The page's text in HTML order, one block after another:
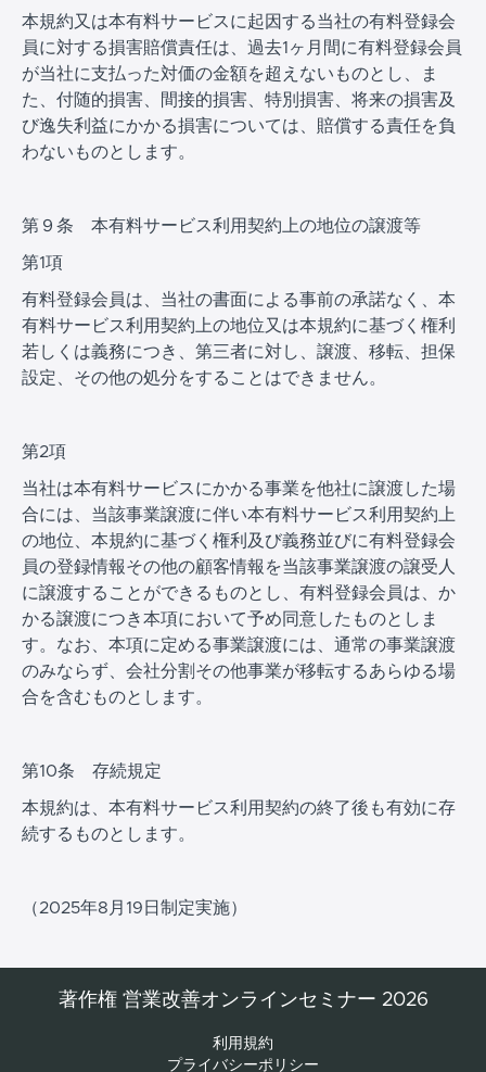
本規約又は本有料サービスに起因する当社の有料登録会
員に対する損害賠償責任は、過去1ヶ月間に有料登録会員
が当社に支払った対価の金額を超えないものとし、ま
た、付随的損害、間接的損害、特別損害、将来の損害及
び逸失利益にかかる損害については、賠償する責任を負
わないものとします。
第９条 本有料サービス利用契約上の地位の譲渡等
第1項
有料登録会員は、当社の書面による事前の承諾なく、本
有料サービス利用契約上の地位又は本規約に基づく権利
若しくは義務につき、第三者に対し、譲渡、移転、担保
設定、その他の処分をすることはできません。
第2項
当社は本有料サービスにかかる事業を他社に譲渡した場
合には、当該事業譲渡に伴い本有料サービス利用契約上
の地位、本規約に基づく権利及び義務並びに有料登録会
員の登録情報その他の顧客情報を当該事業譲渡の譲受人
に譲渡することができるものとし、有料登録会員は、か
かる譲渡につき本項において予め同意したものとしま
す。なお、本項に定める事業譲渡には、通常の事業譲渡
のみならず、会社分割その他事業が移転するあらゆる場
合を含むものとします。
第10条 存続規定
本規約は、本有料サービス利用契約の終了後も有効に存
続するものとします。
（2025年8月19日制定実施）
著作権 営業改善オンラインセミナー 2026
利用規約
プライバシーポリシー